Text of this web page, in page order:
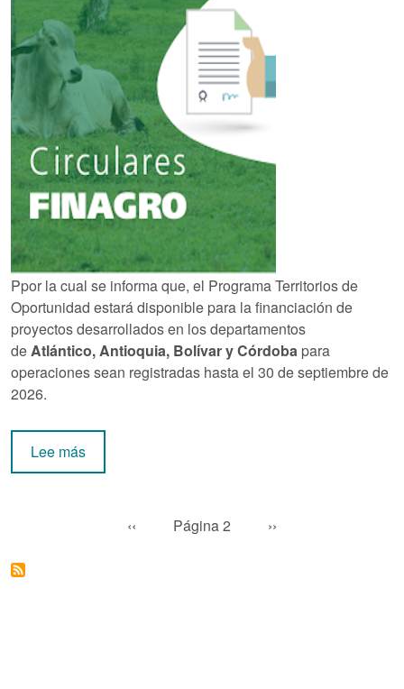
Ppor la cual se informa que, el Programa Territorios de
Oportunidad estará disponible para la financiación de
proyectos desarrollados en los departamentos
deAtlántico, Antioquia, Bolívar y Córdoba para
operaciones sean registradas hasta el 30 de septiembre de
2026.
Lee mássobre Circular Externa 74 de 2026
Página anterior
‹‹ Página 2 Siguiente página
››